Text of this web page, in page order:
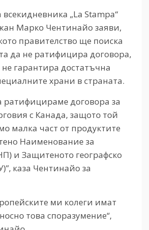
„La Stampa“
Марко Чентинайо заяви,
правителство ще поиска
да не ратифицира договора,
гарантира достатъчна
храни в страната.
ратифицираме договора за
с Канада, защото той
малка част от продуктите
Наименование за
и Защитеното географско
каза Чентинайо за
ми колеги имат
това споразумение“,